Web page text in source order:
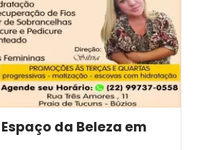
da Beleza em